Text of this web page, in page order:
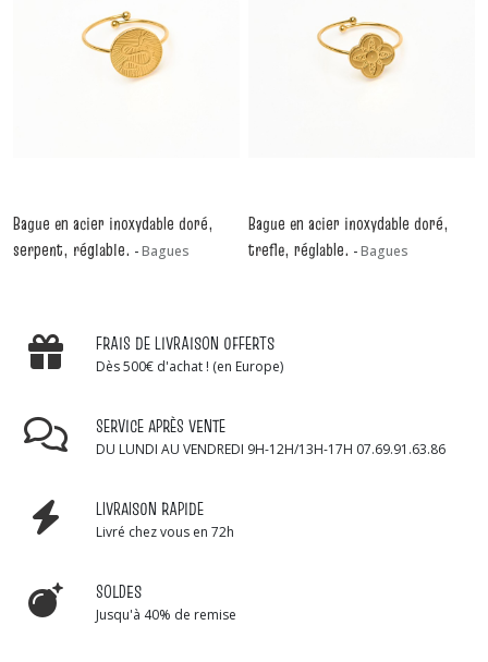
Bague en acier inoxydable doré,
serpent, réglable. -Bagues
Bague en acier inoxydable doré,
trefle, réglable. -Bagues
FRAIS DE LIVRAISON OFFERTS
Dès 500€ d'achat ! (en Europe)
SERVICE APRÈS VENTE
DU LUNDI AU VENDREDI 9H-12H/13H-17H 07.69.91.63.86
LIVRAISON RAPIDE
Livré chez vous en 72h
SOLDES
Jusqu'à 40% de remise